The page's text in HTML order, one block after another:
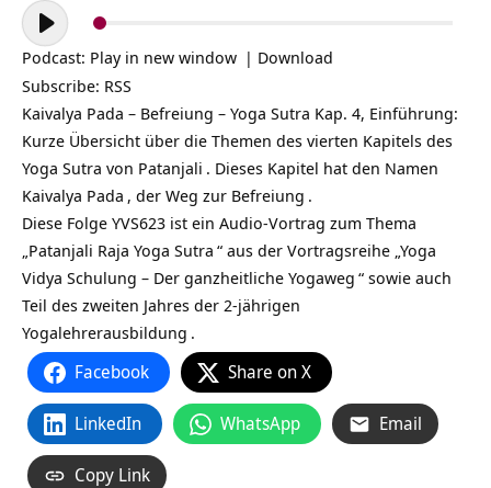
Audio-
Player
Podcast: Play in new window | Download
Subscribe: RSS
Kaivalya Pada – Befreiung – Yoga Sutra Kap. 4, Einführung:
Kurze Übersicht über die Themen des vierten Kapitels des
Yoga Sutra von Patanjali . Dieses Kapitel hat den Namen
Kaivalya Pada , der Weg zur Befreiung .
Diese Folge YVS623 ist ein Audio-Vortrag zum Thema
„Patanjali Raja Yoga Sutra “ aus der Vortragsreihe „Yoga
Vidya Schulung – Der ganzheitliche Yogaweg “ sowie auch
Teil des zweiten Jahres der 2-jährigen
Yogalehrerausbildung .
Facebook Share on X
LinkedIn WhatsApp Email
Copy Link